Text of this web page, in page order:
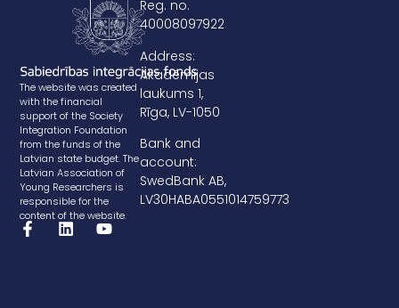
The website was created
with the financial
support of the Society
Integration Foundation
from the funds of the
Latvian state budget. The
Latvian Association of
Young Researchers is
responsible for the
content of the website.
Reg. no.
40008097922
Address:
Akadēmijas
laukums 1,
Rīga, LV-1050
Bank and
account:
SwedBank AB,
LV30HABA0551014759773